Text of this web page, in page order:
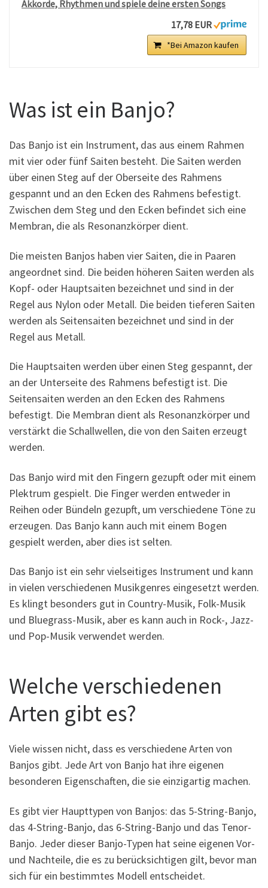
Akkorde, Rhythmen und spiele deine ersten Songs
17,78 EUR
*Bei Amazon kaufen
Was ist ein Banjo?
Das Banjo ist ein Instrument, das aus einem Rahmen
mit vier oder fünf Saiten besteht. Die Saiten werden
über einen Steg auf der Oberseite des Rahmens
gespannt und an den Ecken des Rahmens befestigt.
Zwischen dem Steg und den Ecken befindet sich eine
Membran, die als Resonanzkörper dient.
Die meisten Banjos haben vier Saiten, die in Paaren
angeordnet sind. Die beiden höheren Saiten werden als
Kopf- oder Hauptsaiten bezeichnet und sind in der
Regel aus Nylon oder Metall. Die beiden tieferen Saiten
werden als Seitensaiten bezeichnet und sind in der
Regel aus Metall.
Die Hauptsaiten werden über einen Steg gespannt, der
an der Unterseite des Rahmens befestigt ist. Die
Seitensaiten werden an den Ecken des Rahmens
befestigt. Die Membran dient als Resonanzkörper und
verstärkt die Schallwellen, die von den Saiten erzeugt
werden.
Das Banjo wird mit den Fingern gezupft oder mit einem
Plektrum gespielt. Die Finger werden entweder in
Reihen oder Bündeln gezupft, um verschiedene Töne zu
erzeugen. Das Banjo kann auch mit einem Bogen
gespielt werden, aber dies ist selten.
Das Banjo ist ein sehr vielseitiges Instrument und kann
in vielen verschiedenen Musikgenres eingesetzt werden.
Es klingt besonders gut in Country-Musik, Folk-Musik
und Bluegrass-Musik, aber es kann auch in Rock-, Jazz-
und Pop-Musik verwendet werden.
Welche verschiedenen
Arten gibt es?
Viele wissen nicht, dass es verschiedene Arten von
Banjos gibt. Jede Art von Banjo hat ihre eigenen
besonderen Eigenschaften, die sie einzigartig machen.
Es gibt vier Haupttypen von Banjos: das 5-String-Banjo,
das 4-String-Banjo, das 6-String-Banjo und das Tenor-
Banjo. Jeder dieser Banjo-Typen hat seine eigenen Vor-
und Nachteile, die es zu berücksichtigen gilt, bevor man
sich für ein bestimmtes Modell entscheidet.